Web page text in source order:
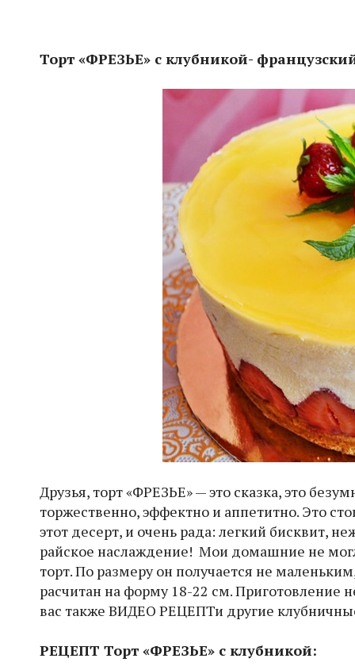
Торт «ФРЕЗЬЕ» с клубникой-
Друзья, торт «ФРЕЗЬЕ» — это сказка, это
торжественно, эффектно и аппетитно. Это
этот десерт, и очень рада: легкий
райское наслаждение! Мои домашние не
торт. По размеру он получается не
расчитан на форму 18-22 см. Приготовление
вас также ВИДЕО РЕЦЕПТи другие
РЕЦЕПТ Торт «ФРЕЗЬЕ» с клубникой: